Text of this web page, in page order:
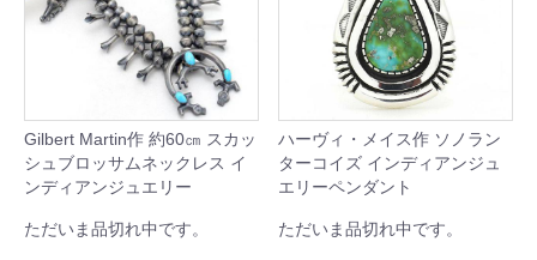
Gilbert Martin作 約60㎝ スカッ
シュブロッサムネックレス イ
ンディアンジュエリー
ただいま品切れ中です。
ハーヴィ・メイス作 ソノラン
ターコイズ インディアンジュ
エリーペンダント
ただいま品切れ中です。